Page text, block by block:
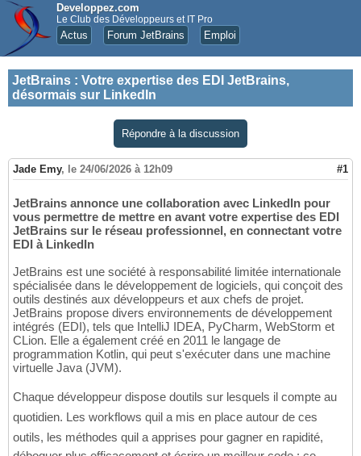
Developpez.com
Le Club des Développeurs et IT Pro
Actus Forum JetBrains Emploi
JetBrains : Votre expertise des EDI JetBrains,
désormais sur LinkedIn
Répondre à la discussion
Jade Emy, le 24/06/2026 à 12h09 #1
JetBrains annonce une collaboration avec LinkedIn pour
vous permettre de mettre en avant votre expertise des EDI
JetBrains sur le réseau professionnel, en connectant votre
EDI à LinkedIn
JetBrains est une société à responsabilité limitée internationale
spécialisée dans le développement de logiciels, qui conçoit des
outils destinés aux développeurs et aux chefs de projet.
JetBrains propose divers environnements de développement
intégrés (EDI), tels que IntelliJ IDEA, PyCharm, WebStorm et
CLion. Elle a également créé en 2011 le langage de
programmation Kotlin, qui peut s'exécuter dans une machine
virtuelle Java (JVM).
Chaque développeur dispose doutils sur lesquels il compte au
quotidien. Les workflows quil a mis en place autour de ces
outils, les méthodes quil a apprises pour gagner en rapidité,